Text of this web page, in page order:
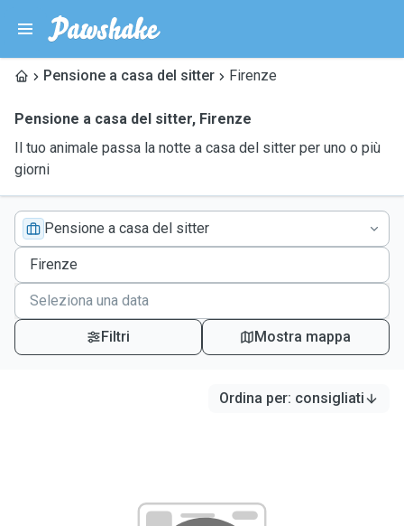
Pensione a casa del sitter Firenze
Pensione a casa del sitter, Firenze
Il tuo animale passa la notte a casa del sitter per uno o più
giorni
Pensione a casa del sitter
Filtri Mostra mappa
Ordina per: consigliati